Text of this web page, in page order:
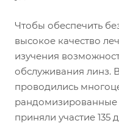
Чтобы обеспечить
высокое качество
изучения
обслуживания линз.
проводились
рандомизированные
приняли участие 135